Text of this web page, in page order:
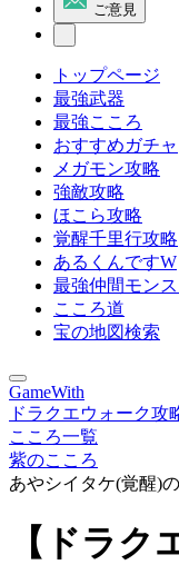
ご意見
トップページ
最強武器
最強こころ
おすすめガチャ
メガモン攻略
強敵攻略
ほこら攻略
覚醒千里行攻略
あるくんですW
最強仲間モン
こころ道
宝の地図検索
GameWith
ドラクエウォーク攻
こころ一覧
紫のこころ
あやシイタケ(覚醒)
【ドラク